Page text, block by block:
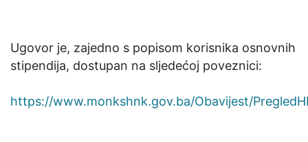
Ugovor je, zajedno s popisom korisnika osnovnih
stipendija, dostupan na sljedećoj poveznici:
https://www.monkshnk.gov.ba/Obavijest/